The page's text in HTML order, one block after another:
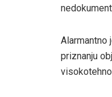
Alarmantno
priznanju